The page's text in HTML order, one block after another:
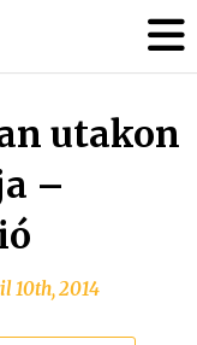
utakon
–
10th, 2014